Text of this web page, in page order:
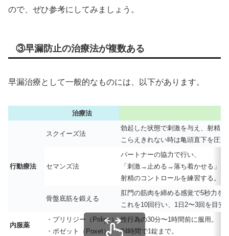
ので、ぜひ参考にしてみましょう。
③早漏防止の治療法が複数ある
早漏治療として一般的なものには、以下があります。
治療法
行動療法
スクイーズ法
勃起した状態で刺激を与え、射精
こらえきれない時は亀頭直下を圧
セマンズ法
パートナーの協力で行い、
「刺激→止める→落ち着かせる」を
射精のコントロールを練習する。
骨盤底筋を鍛える
肛門の筋肉を締める感覚で5秒力を
これを10回行い、1日2〜3回を目安
内服薬
・プリリジー（Priligy）
・ポゼット（Poxet））
性行為の30分〜1時間前に服用。
24時間で1錠まで。